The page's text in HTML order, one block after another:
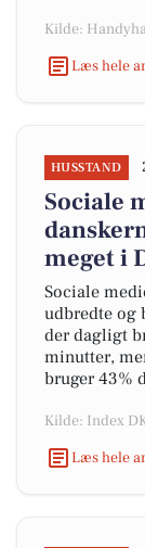
Kilde:
Læs hele
HUSSTAND
Sociale
meget i
Sociale
udbredte og
der dagligt
minutter,
bruger 43%
Kilde: Index
Læs hele